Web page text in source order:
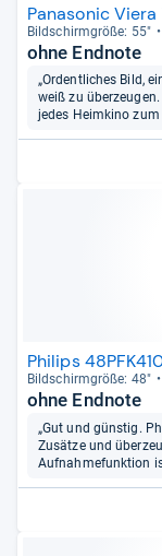
Panasonic
Bild­schirm­größe: 55"
ohne Endnote
„Ordentliches Bild,
weiß zu
jedes Heimkino zum
Philips
Bild­schirm­größe: 48"
ohne Endnote
„Gut und günstig.
Zusätze und
Aufnahmefunktion